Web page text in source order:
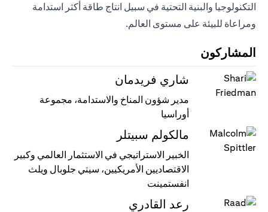
التكنولوجيا والبنية التحتية في سبيل انتاج طاقة أكثر استدامة
ومراعاة للبيئة على مستوى العالم.
المشاركون
شاري فريدمان
مدير شؤون المناخ والاستدامة، مجموعة
أوراسيا
مالكولم سبيتلر
الخبير الاستراتيجي في الاستثمار العالمي وكبير
الاقتصاديين الأمريكيين، سيتي جلوبال ويلث
انفستمينت
رعد القادري